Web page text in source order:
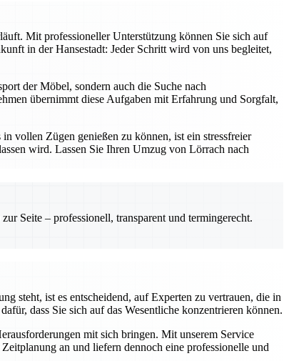
Mit professioneller Unterstützung können Sie sich auf
in der Hansestadt: Jeder Schritt wird von uns begleitet,
der Möbel, sondern auch die Suche nach
übernimmt diese Aufgaben mit Erfahrung und Sorgfalt,
vollen Zügen genießen zu können, ist ein stressfreier
wird. Lassen Sie Ihren Umzug von Lörrach nach
Seite – professionell, transparent und termingerecht.
steht, ist es entscheidend, auf Experten zu vertrauen, die in
dass Sie sich auf das Wesentliche konzentrieren können.
mit sich bringen. Mit unserem Service
an und liefern dennoch eine professionelle und